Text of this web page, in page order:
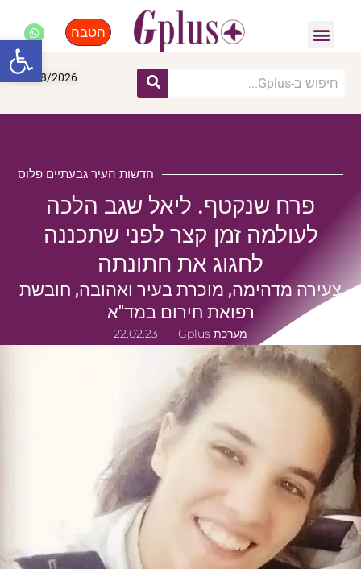
הטבה
06/08/2026
חדשות העיר גבעתיים פלוס
פרח שנקטף. ליאל שגב הלכה
לעולמה זמן קצר לפני שתכננה
לחגוג את חתונתה
צעירה מדהימה, מוכרת בעיר ואהובה, חובשת
רפואת חירום במד"א
מערכת Gplus 22.02.23
פתח